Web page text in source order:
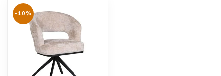
-10%